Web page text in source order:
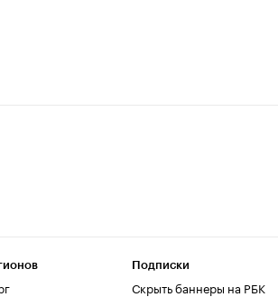
Подписки
Скрыть баннеры на РБК